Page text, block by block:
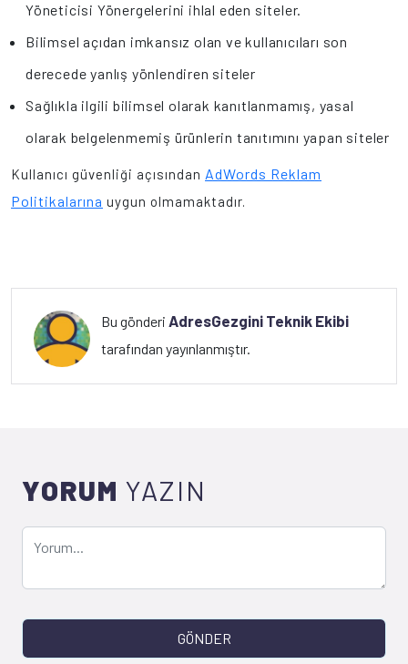
Yöneticisi Yönergelerini ihlal eden siteler.
Bilimsel açıdan imkansız olan ve kullanıcıları son
derecede yanlış yönlendiren siteler
Sağlıkla ilgili bilimsel olarak kanıtlanmamış, yasal
olarak belgelenmemiş ürünlerin tanıtımını yapan siteler
Kullanıcı güvenliği açısından AdWords Reklam
Politikalarına uygun olmamaktadır.
Bu gönderiAdresGezgini Teknik Ekibi
tarafından yayınlanmıştır.
YORUM YAZIN
GÖNDER